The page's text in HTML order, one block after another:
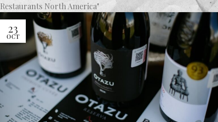
Restaurants North America"
23
OCT